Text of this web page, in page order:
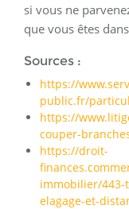
si vous ne
que vous êtes
Sources :
https://
public.fr/
https://
couper-
https://droit-
immobilier/443-
elagage-et-